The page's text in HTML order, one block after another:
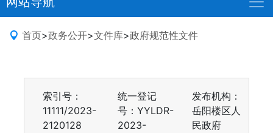
首页>政务公开>文件库>政府规范性文件
索引号：
11111/2023-
2120128
统一登记
号：YYLDR-
2023-
发布机构：
岳阳楼区人
民政府